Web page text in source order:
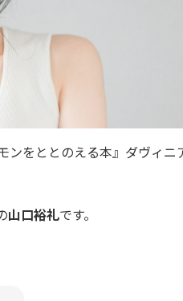
ンをととのえる本』ダヴィニ
山口裕礼です。